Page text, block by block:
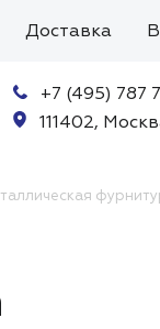
Доставка
+7 (495) 787
111402,